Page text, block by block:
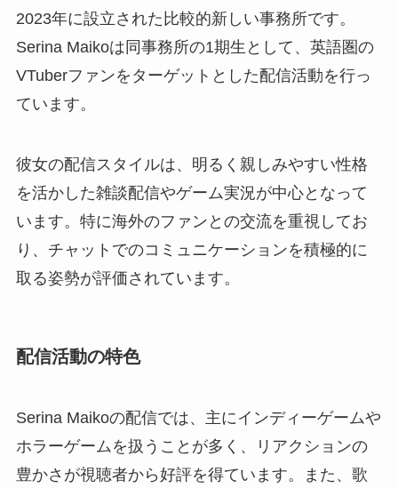
2023年に設立された比較的新しい事務所です。
Serina Maikoは同事務所の1期生として、英語圏の
VTuberファンをターゲットとした配信活動を行っ
ています。
彼女の配信スタイルは、明るく親しみやすい性格
を活かした雑談配信やゲーム実況が中心となって
います。特に海外のファンとの交流を重視してお
り、チャットでのコミュニケーションを積極的に
取る姿勢が評価されています。
配信活動の特色
Serina Maikoの配信では、主にインディーゲームや
ホラーゲームを扱うことが多く、リアクションの
豊かさが視聴者から好評を得ています。また、歌